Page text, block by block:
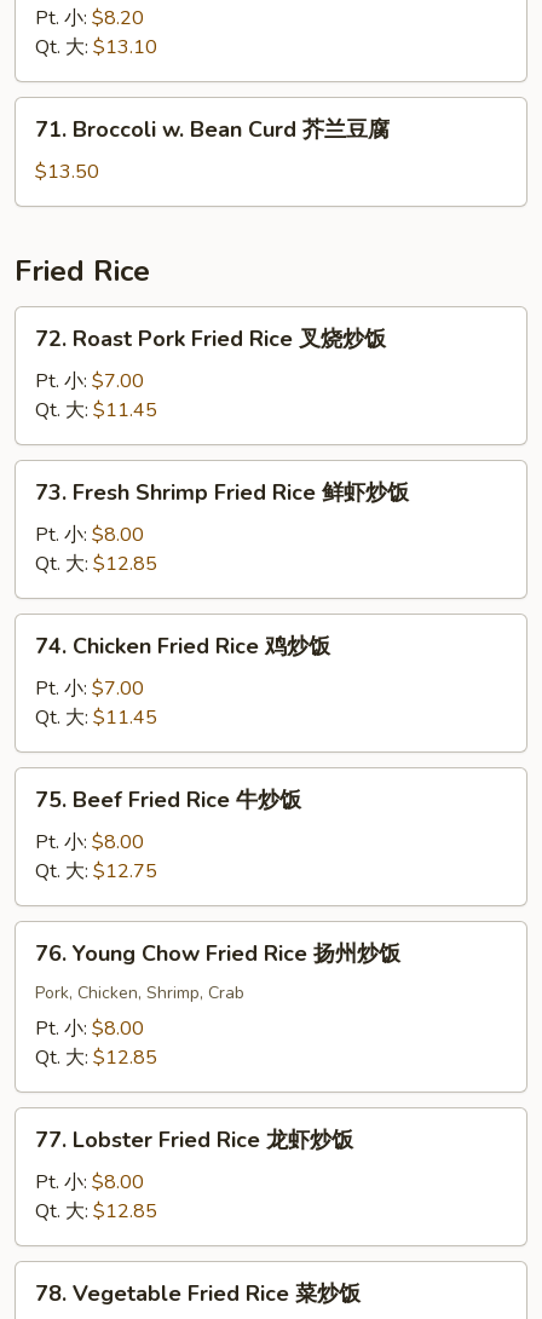
Pork
Broccoli
芥
Pt. 小: $8.20
Qt. 大: $13.10
Broccoli
Bean
芥
兰
豆
71. Broccoli w. Bean Curd 芥兰豆腐
$13.50
Fried Rice
Roast
Pork
Fried
Rice
叉
72. Roast Pork Fried Rice 叉烧炒饭
Pt. 小: $7.00
Qt. 大: $11.45
Fresh
Shrimp
Fried
Rice
鲜
73. Fresh Shrimp Fried Rice 鲜虾炒饭
Pt. 小: $8.00
Qt. 大: $12.85
Chicken
Fried
Rice
鸡
炒
74. Chicken Fried Rice 鸡炒饭
Pt. 小: $7.00
Qt. 大: $11.45
Beef
Fried
Rice
牛
炒
75. Beef Fried Rice 牛炒饭
Pt. 小: $8.00
Qt. 大: $12.75
Young
Chow
Fried
Rice
州
76. Young Chow Fried Rice 扬州炒饭
Pork, Chicken, Shrimp, Crab
Pt. 小: $8.00
Qt. 大: $12.85
Lobster
Fried
Rice
龙
虾
77. Lobster Fried Rice 龙虾炒饭
Pt. 小: $8.00
Qt. 大: $12.85
Vegetable
78. Vegetable Fried Rice 菜炒饭